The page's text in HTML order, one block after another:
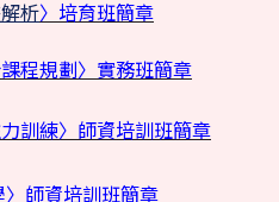
析〉培育班簡章
程規劃〉實務班簡章
力訓練〉師資培訓班簡章
〉師資培訓班簡章